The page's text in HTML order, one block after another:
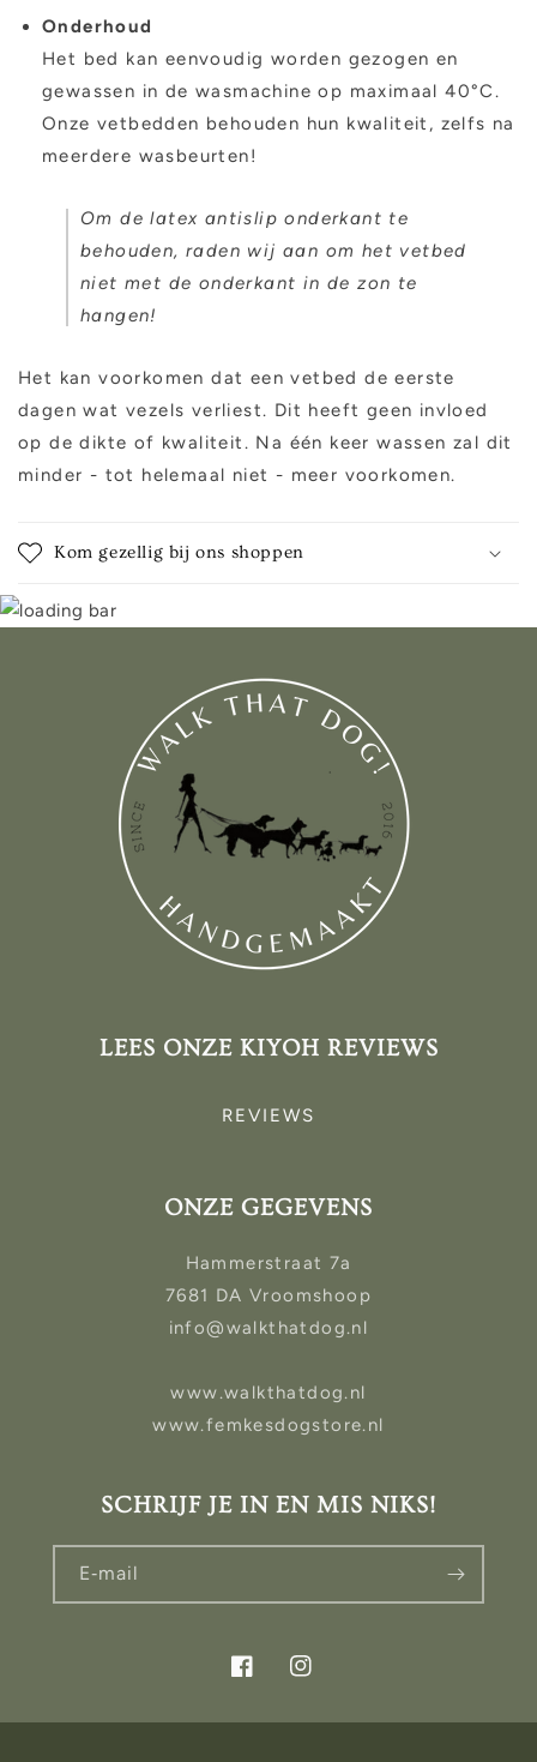
Onderhoud
Het bed kan eenvoudig worden gezogen en
gewassen in de wasmachine op maximaal 40°C.
Onze vetbedden behouden hun kwaliteit, zelfs na
meerdere wasbeurten!
Om de latex antislip onderkant te
behouden, raden wij aan om het vetbed
niet met de onderkant in de zon te
hangen!
Het kan voorkomen dat een vetbed de eerste
dagen wat vezels verliest. Dit heeft geen invloed
op de dikte of kwaliteit. Na één keer wassen zal dit
minder - tot helemaal niet - meer voorkomen.
Kom gezellig bij ons shoppen
LEES ONZE KIYOH REVIEWS
REVIEWS
ONZE GEGEVENS
Hammerstraat 7a
7681 DA Vroomshoop
info@walkthatdog.nl
www.walkthatdog.nl
www.femkesdogstore.nl
SCHRIJF JE IN EN MIS NIKS!
E‑mail
FacebookInstagram